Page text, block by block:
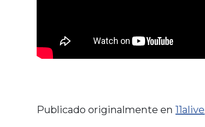
Publicado originalmente en11alive